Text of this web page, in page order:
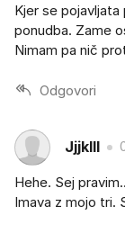
Kjer se pojavljata
ponudba. Zame
Nimam pa nič
Odgovori
Jjjklll
Hehe. Sej
Imava z mojo tri.